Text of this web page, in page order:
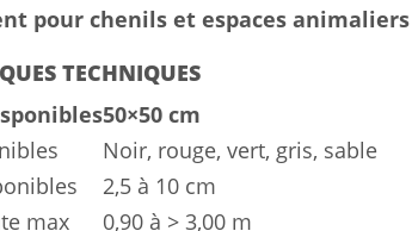
pour chenils et espaces animaliers
TECHNIQUES
50×50 cm
Noir, rouge, vert, gris, sable
2,5 à 10 cm
max
0,90 à > 3,00 m